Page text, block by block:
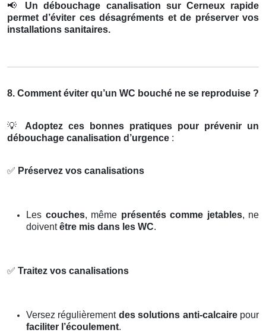
📢
Un débouchage canalisation sur Cerneux rapide
permet d’éviter ces désagréments et de préserver vos
installations sanitaires.
8. Comment éviter qu’un WC bouché ne se reproduise ?
💡
Adoptez ces bonnes pratiques pour prévenir un
débouchage canalisation d’urgence :
✅ Préservez vos canalisations
Les couches, même présentés comme jetables, ne
doiventêtre mis dans les WC.
✅ Traitez vos canalisations
Versez régulièrement des solutions anti-calcairepour
faciliter l’écoulement.